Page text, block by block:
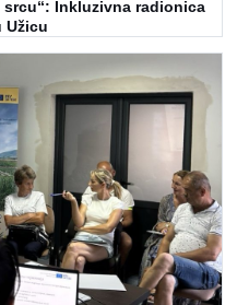
Inkluzivna radionica
Užicu